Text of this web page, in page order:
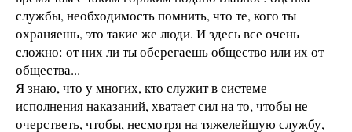
службы, необходимость помнить, что те, кого ты
охраняешь, это такие же люди. И здесь все очень
сложно: от них ли ты оберегаешь общество или их от
общества...
Я знаю, что у многих, кто служит в системе
исполнения наказаний, хватает сил на то, чтобы не
очерстветь, чтобы, несмотря на тяжелейшую службу,